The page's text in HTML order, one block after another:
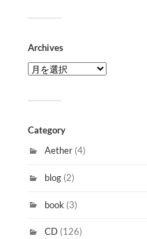
Archives
Category
Aether (4)
blog (2)
book (3)
CD (126)